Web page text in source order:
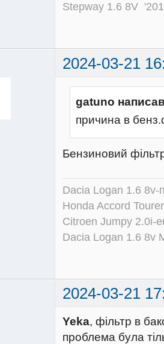
Stepway 1.6 8V
2024-03-21
gatuno
причина в
Бензиновий
Dacia Logan 1.6
Honda Accord
Citroen Jumpy 2.0i-
Dacia Logan 1.6 8v
2024-03-21
Yeka, фільтр в
проблема була